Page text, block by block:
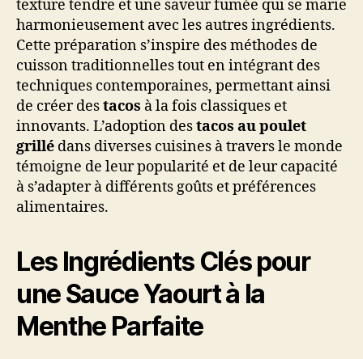
texture tendre et une saveur fumée qui se marie
harmonieusement avec les autres ingrédients.
Cette préparation s’inspire des méthodes de
cuisson traditionnelles tout en intégrant des
techniques contemporaines, permettant ainsi
de créer destacos à la fois classiques et
innovants. L’adoption destacos au poulet
grillé dans diverses cuisines à travers le monde
témoigne de leur popularité et de leur capacité
à s’adapter à différents goûts et préférences
alimentaires.
Les Ingrédients Clés pour
une Sauce Yaourt à la
Menthe Parfaite